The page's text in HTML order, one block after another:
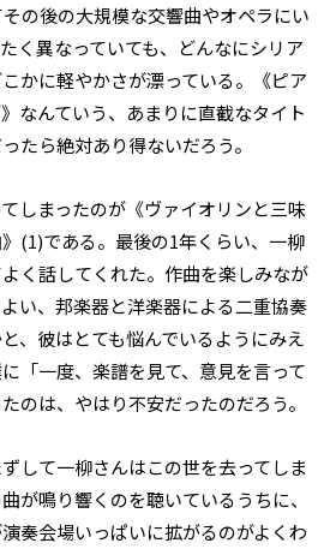
の後の大規模な交響曲やオペラにい
く異なっていても、どんなにシリア
かに軽やかさが漂っている。《ピア
なんていう、あまりに直截なタイト
たら絶対あり得ないだろう。
しまったのが《ヴァイオリンと三味
(1)である。最後の1年くらい、一柳
く話してくれた。作曲を楽しみなが
い、邦楽器と洋楽器による二重協奏
、彼はとても悩んでいるようにみえ
「一度、楽譜を見て、意見を言って
のは、やはり不安だったのだろう。
して一柳さんはこの世を去ってしま
が鳴り響くのを聴いているうちに、
奏会場いっぱいに拡がるのがよくわ